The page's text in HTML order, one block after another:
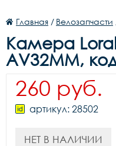
Главная / Велозапчасти
Камера
AV32MM,
260 руб.
артикул: 28502
НЕТ В НАЛИЧИИ